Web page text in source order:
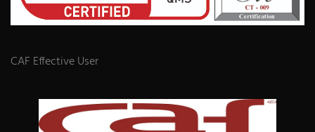
CAF Effective User